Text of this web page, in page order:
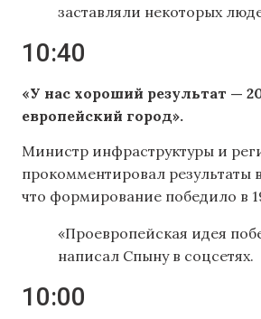
заставляли некоторых
10:40
«У нас хороший результат —
европейский город».
Министр инфраструктуры и
прокомментировал результаты
что формирование победило в
«Проевропейская идея
написал Спыну в соцсетях.
10:00